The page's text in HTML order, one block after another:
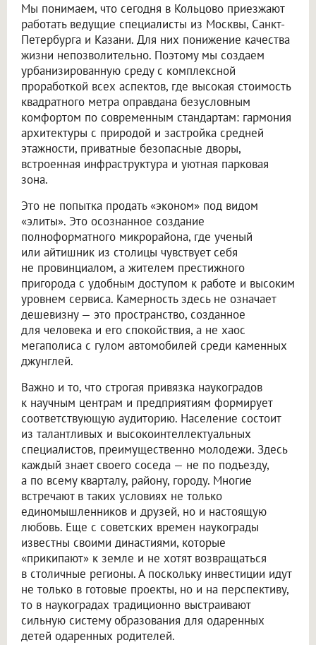
Мы понимаем, что сегодня в Кольцово приезжают
работать ведущие специалисты из Москвы, Санкт-
Петербурга и Казани. Для них понижение качества
жизни непозволительно. Поэтому мы создаем
урбанизированную среду с комплексной
проработкой всех аспектов, где высокая стоимость
квадратного метра оправдана безусловным
комфортом по современным стандартам: гармония
архитектуры с природой и застройка средней
этажности, приватные безопасные дворы,
встроенная инфраструктура и уютная парковая
зона.
Это не попытка продать «эконом» под видом
«элиты». Это осознанное создание
полноформатного микрорайона, где ученый
или айтишник из столицы чувствует себя
не провинциалом, а жителем престижного
пригорода с удобным доступом к работе и высоким
уровнем сервиса. Камерность здесь не означает
дешевизну — это пространство, созданное
для человека и его спокойствия, а не хаос
мегаполиса с гулом автомобилей среди каменных
джунглей.
Важно и то, что строгая привязка наукоградов
к научным центрам и предприятиям формирует
соответствующую аудиторию. Население состоит
из талантливых и высокоинтеллектуальных
специалистов, преимущественно молодежи. Здесь
каждый знает своего соседа — не по подъезду,
а по всему кварталу, району, городу. Многие
встречают в таких условиях не только
единомышленников и друзей, но и настоящую
любовь. Еще с советских времен наукограды
известны своими династиями, которые
«прикипают» к земле и не хотят возвращаться
в столичные регионы. А поскольку инвестиции идут
не только в готовые проекты, но и на перспективу,
то в наукоградах традиционно выстраивают
сильную систему образования для одаренных
детей одаренных родителей.